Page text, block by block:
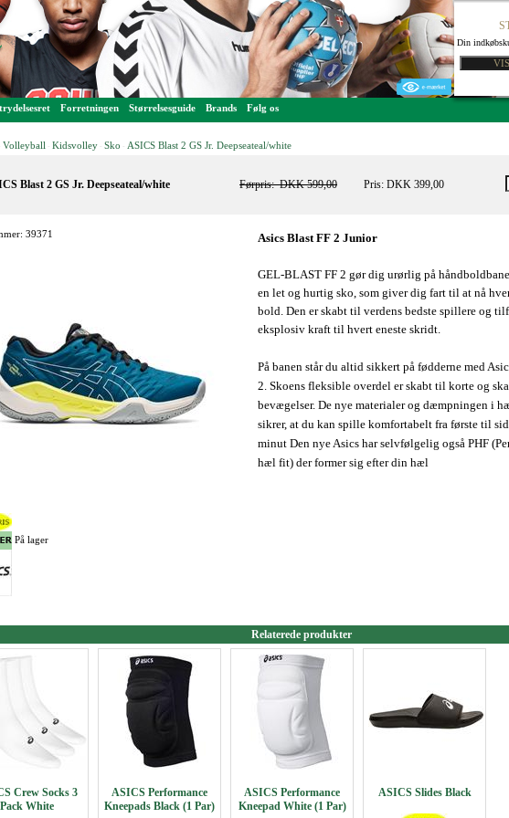
Din
Forretningen Størrelsesguide Brands Følg os
Volleyball Kidsvolley Sko ASICS Blast 2 GS Jr. Deepseateal/white
Blast 2 GS Jr. Deepseateal/white Førpris:DKK 599,00 Pris: DKK 399,00
39371 Asics Blast FF 2 Junior
GEL-BLAST FF 2 gør dig urørlig på
en let og hurtig sko, som giver dig fart til at nå
bold. Den er skabt til verdens bedste spillere og
eksplosiv kraft til hvert eneste skridt.
På banen står du altid sikkert på fødderne med
2. Skoens fleksible overdel er skabt til korte og
bevægelser. De nye materialer og dæmpningen i
sikrer, at du kan spille komfortabelt fra første til
minut Den nye Asics har selvfølgelig også PHF
hæl fit) der former sig efter din hæl
På lager
Relaterede produkter
Crew Socks 3
Pack White
ASICS Performance
Kneepads Black (1 Par)
ASICS Performance
Kneepad White (1 Par)
ASICS Slides Black